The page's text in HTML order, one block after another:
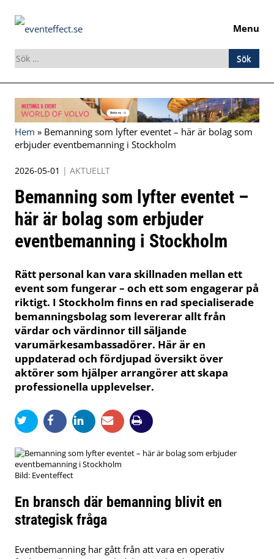
Menu
Sök
efter:
Skip
to
content
Hem » Bemanning som lyfter eventet – här är bolag som
erbjuder eventbemanning i Stockholm
2026-05-01 | AKTUELLT
Bemanning som lyfter eventet –
här är bolag som erbjuder
eventbemanning i Stockholm
Rätt personal kan vara skillnaden mellan ett
event som fungerar – och ett som engagerar på
riktigt. I Stockholm finns en rad specialiserade
bemanningsbolag som levererar allt från
värdar och värdinnor till säljande
varumärkesambassadörer. Här är en
uppdaterad och fördjupad översikt över
aktörer som hjälper arrangörer att skapa
professionella upplevelser.
Bild: Eventeffect
En bransch där bemanning blivit en
strategisk fråga
Eventbemanning har gått från att vara en operativ